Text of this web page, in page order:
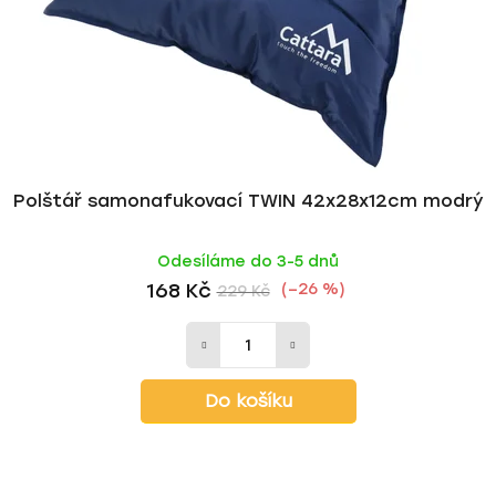
Polštář samonafukovací TWIN 42x28x12cm modrý
Odesíláme do 3-5 dnů
168 Kč 229 Kč (–26 %)
Do košíku